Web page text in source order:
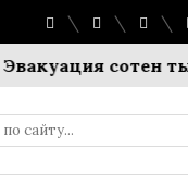
сотен тысяч